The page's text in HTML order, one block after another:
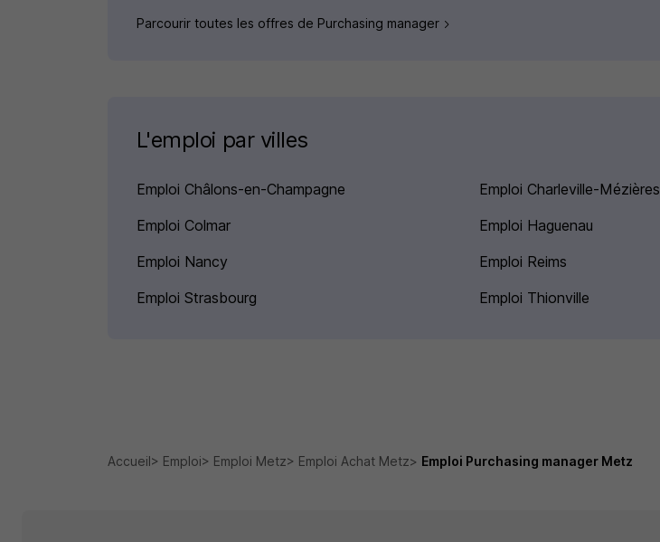
Parcourir toutes les offres de Purchasing manager
L'emploi par villes
Emploi Châlons-en-Champagne Emploi Charleville-Mézières
Emploi Colmar
Emploi Haguenau
Emploi Nancy
Emploi Reims
Emploi Strasbourg
Emploi Thionville
Accueil Emploi Emploi Metz Emploi Achat Metz Emploi Purchasing manager Metz